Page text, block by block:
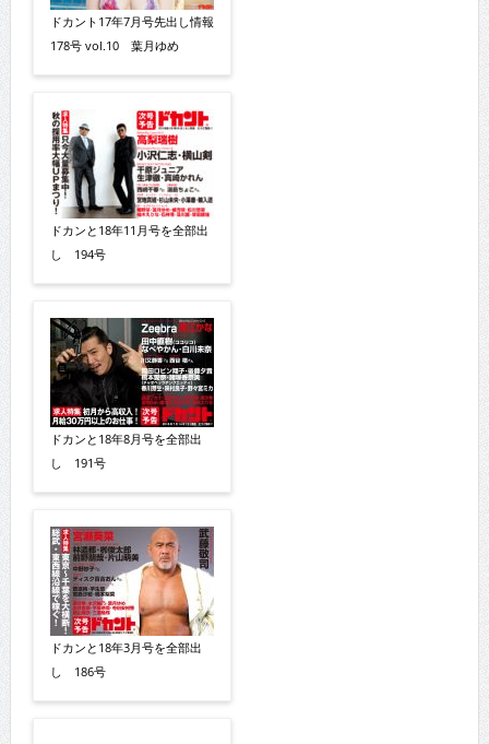
ドカント17年7月号先出し情報
178号 vol.10 葉月ゆめ
ドカンと18年11月号を全部出
し 194号
ドカンと18年8月号を全部出
し 191号
ドカンと18年3月号を全部出
し 186号